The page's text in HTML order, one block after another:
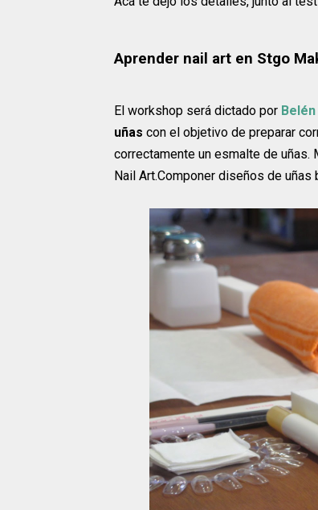
Aprender nail art en Stgo
El workshop será dictado por
uñas con el objetivo de preparar
correctamente un esmalte de
Nail Art.Componer diseños de